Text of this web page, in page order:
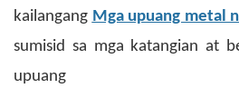
kailangang Mga upuang metal
sumisid sa mga katangian at
upuang